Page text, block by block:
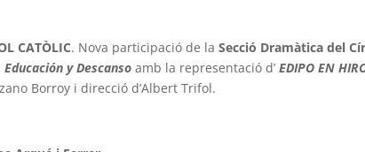
CATÒLIC. Nova participació de la Secció Dramàtica del
y Descanso amb la representació d’EDIPO EN
Borroy i direcció d’Albert Trifol.